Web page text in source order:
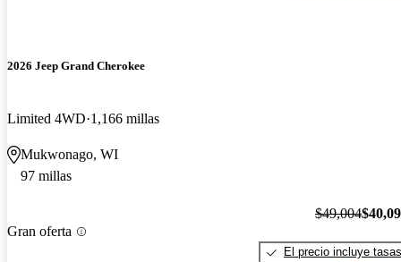
2026 Jeep Grand Cherokee
Limited 4WD 1,166 millas
Mukwonago, WI
97 millas
Gran oferta
$49,004
El precio incluye tasas